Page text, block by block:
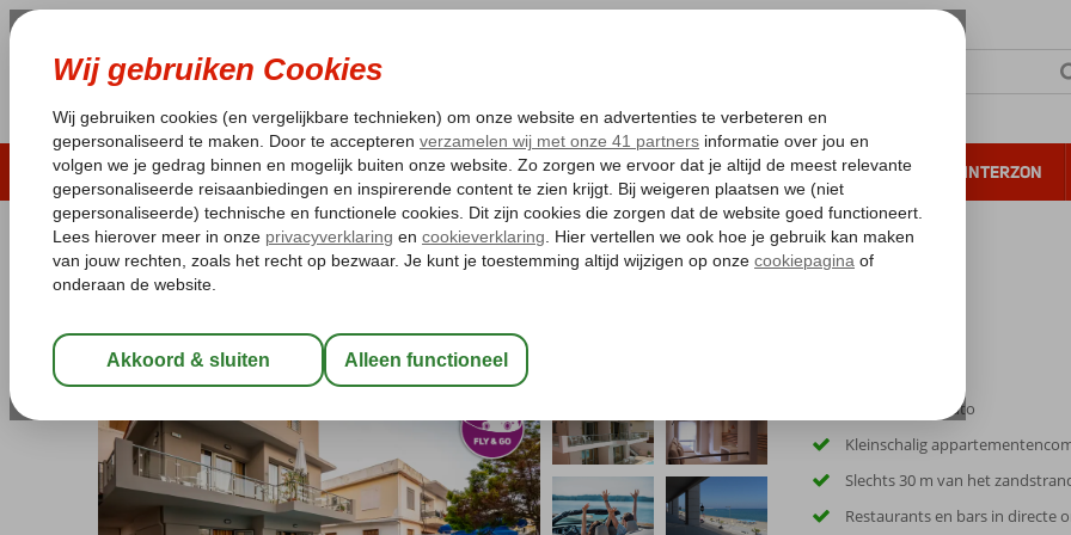
LAST MINUTE ZOMER 2026 ZONVAKANTIE VERRE REIZEN ALL INCLUSIVE WINTERZON
Pakketgarantie Laagsteprijsgarantie* Gratis annuleren*
Home
Griekenland Kreta
Fly & Go Blue Sky Apartments
Logies-Appartement
Inclusief huurauto
Kleinschalig
Slechts 30 m van het
Restaurants en bars in directe